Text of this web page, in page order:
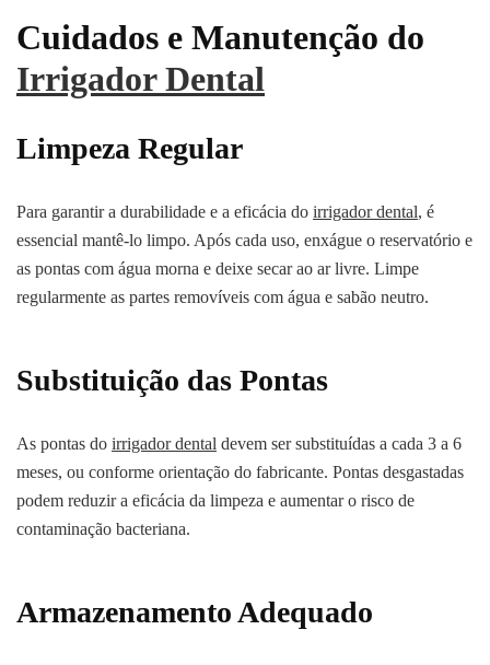
Cuidados e Manutenção do
Irrigador Dental
Limpeza Regular
Para garantir a durabilidade e a eficácia do irrigador dental, é
essencial mantê-lo limpo. Após cada uso, enxágue o reservatório e
as pontas com água morna e deixe secar ao ar livre. Limpe
regularmente as partes removíveis com água e sabão neutro.
Substituição das Pontas
As pontas do irrigador dental devem ser substituídas a cada 3 a 6
meses, ou conforme orientação do fabricante. Pontas desgastadas
podem reduzir a eficácia da limpeza e aumentar o risco de
contaminação bacteriana.
Armazenamento Adequado